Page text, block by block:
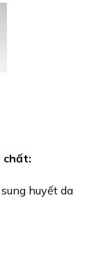
chất:
huyết da